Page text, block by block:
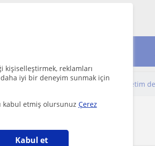
kişiselleştirmek, reklamları
iyi bir deneyim sunmak için
kabul etmiş olursunuz Çerez
Kabul et
Cografya
pedagojik yakl...